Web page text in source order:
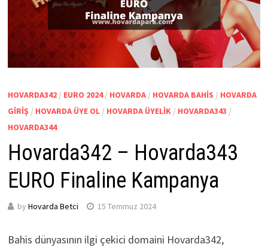
HOVARDA342/ EURO 2024/ HOVARDA/ HOVARDA BAHIS / HOVARDA
GIRIŞ/ HOVARDA ÜYE OL/ HOVARDA ÜYELIK / HOVARDA343 /
HOVARDA344
Hovarda342 – Hovarda343
EURO Finaline Kampanya
by Hovarda Betci 15 Temmuz 2024
Bahis dünyasının ilgi çekici domaini Hovarda342,